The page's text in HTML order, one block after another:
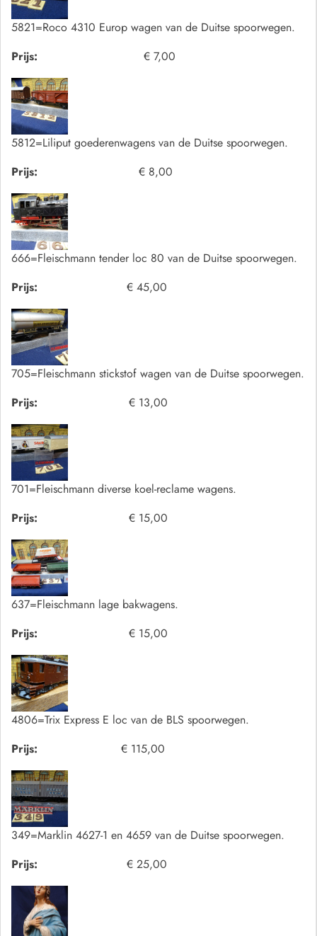
5821=Roco 4310 Europ wagen van de Duitse spoorwegen.
Prijs:
€ 7,00
5812=Liliput goederenwagens van de Duitse spoorwegen.
Prijs:
€ 8,00
666=Fleischmann tender loc 80 van de Duitse spoorwegen.
Prijs:
€ 45,00
705=Fleischmann stickstof wagen van de Duitse spoorwegen.
Prijs:
€ 13,00
701=Fleischmann diverse koel-reclame wagens.
Prijs:
€ 15,00
637=Fleischmann lage bakwagens.
Prijs:
€ 15,00
4806=Trix Express E loc van de BLS spoorwegen.
Prijs:
€ 115,00
349=Marklin 4627-1 en 4659 van de Duitse spoorwegen.
Prijs:
€ 25,00